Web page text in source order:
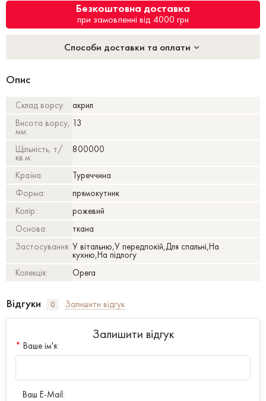
Безкоштовна доставка
при замовленні від 4000 грн
Способи доставки та оплати
Опис
Склад ворсу:
акрил
Висота ворсу,
мм:
13
Щільність, т/
кв.м:
800000
Країна:
Туреччина
Форма:
прямокутник
Колір:
рожевий
Основа:
ткана
Застосування: У вітальню,У передпокій,Для спальні,На
кухню,На підлогу
Колекція:
Opera
Відгуки 0 Залишити відгук
Залишити відгук
* Ваше ім'я:
Ваш E-Mail: